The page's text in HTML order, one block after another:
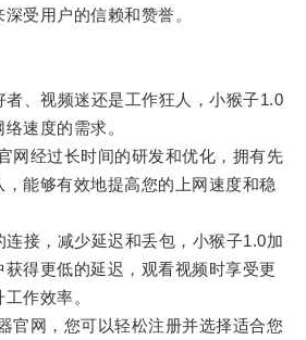
受用户的信赖和赞誉。
、视频迷还是工作狂人，小猴子1.0
速度的需求。
经过长时间的研发和优化，拥有先
能够有效地提高您的上网速度和稳
接，减少延迟和丢包，小猴子1.0加
得更低的延迟，观看视频时享受更
作效率。
网，您可以轻松注册并选择适合您